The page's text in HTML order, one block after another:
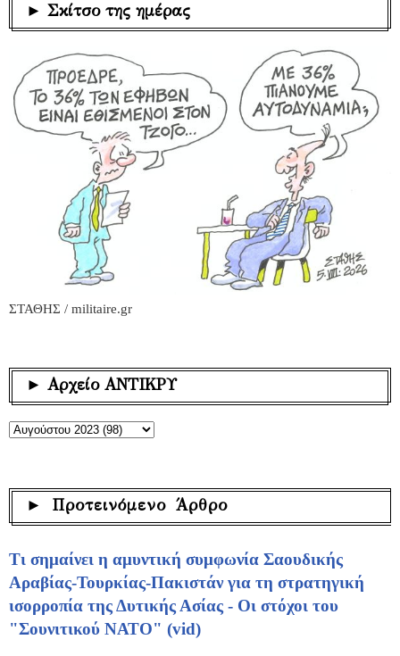
► Σκίτσο της ημέρας
ΣΤΑΘΗΣ / militaire.gr
► Αρχείο ΑΝΤΙΚΡΥ
► Προτεινόμενο Άρθρο
Τι σημαίνει η αμυντική συμφωνία Σαουδικής
Αραβίας-Τουρκίας-Πακιστάν για τη στρατηγική
ισορροπία της Δυτικής Ασίας - Οι στόχοι του
"Σουνιτικού ΝΑΤΟ" (vid)